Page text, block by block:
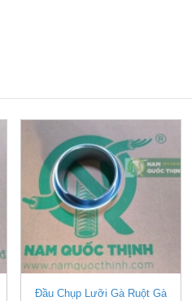
Đầu Chụp Lưỡi Gà Ruột Gà